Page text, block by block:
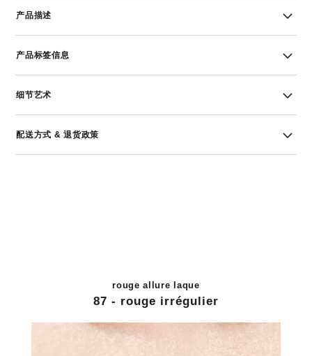
产品描述
产品标签信息
细节艺术
配送方式 & 退货政策
rouge allure laque
87 - rouge irrégulier